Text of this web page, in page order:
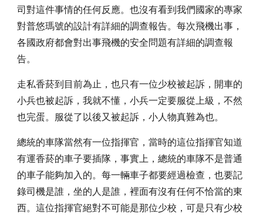
司對這件事情的任何反應。也沒有看到我們國家的專家
對普悠瑪號的設計有詳細的調查報告。每次飛機出事，
各國政府都會對出事飛機的安全問題有詳細的調查報
告。
走私香菸到目前為止，也只有一位少校被起訴，開車的
小兵也被起訴，我就不懂，小兵一定要服從上級，不然
也完蛋。服從了以後又被起訴，小人物真難為也。
總統的車隊當然有一位指揮官，當時的這位指揮官知道
有運香菸的車子要插隊，事實上，總統的車隊不是普通
的車子能夠加入的。每一輛車子都要經過檢查，也要記
錄司機是誰，坐的人是誰，裡面有沒有任何不恰當的東
西。這位指揮官絕對不可能是那位少校，可是只有少校